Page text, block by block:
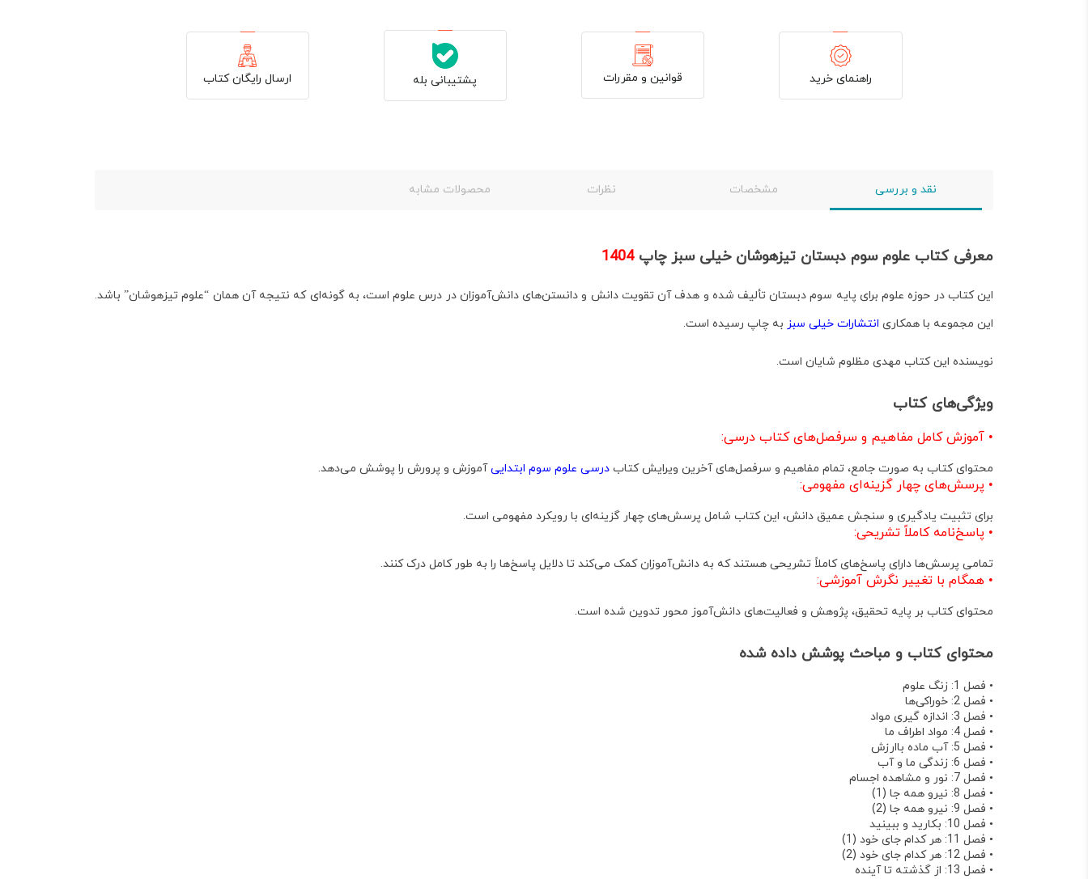
راهنمای خرید قوانین و مقررات پشتیبانی بله ارسال رایگان کتاب
نقد و بررسی مشخصات نظرات محصولات مشابه
معرفی کتاب علوم سوم دبستان تیزهوشان خیلی سبز چاپ 1404
این کتاب در حوزه علوم برای پایه سوم دبستان تألیف شده و هدف آنتقویت دانش و دانستن‌های دانش‌آموزان در درس علوم است، به گونه‌ای که نتیجه آن همان “علوم تیزهوشان” باشد.
این مجموعه با همکاری انتشارات خیلی سبز به چاپ رسیده است.
نویسنده این کتاب مهدی مظلوم شایان است.
ویژگی‌های کتاب
• آموزش کامل مفاهیم و سرفصل‌های کتاب درسی:
محتوای کتاب به صورت جامع، تمام مفاهیم و سرفصل‌های آخرین ویرایش کتاب درسی علوم سوم ابتداییآموزش و پرورش را پوشش می‌دهد.
• پرسش‌های چهار گزینه‌ای مفهومی:
برای تثبیت یادگیری و سنجش عمیق دانش، این کتاب شامل پرسش‌های چهار گزینه‌ای با رویکرد مفهومی است.
• پاسخ‌نامه کاملاً تشریحی:
تمامی پرسش‌ها دارای پاسخ‌های کاملاً تشریحی هستند که به دانش‌آموزان کمک می‌کند تا دلایل پاسخ‌ها را به طور کامل درک کنند.
• همگام با تغییر نگرش آموزشی:
محتوای کتاب بر پایه تحقیق، پژوهش و فعالیت‌های دانش‌آموز محور تدوین شده است.
محتوای کتاب و مباحث پوشش داده شده
• فصل 1: زنگ علوم
• فصل 2: خوراکی‌ها
• فصل 3: اندازه گیری مواد
• فصل 4: مواد اطراف ما
• فصل 5: آب ماده باارزش
• فصل 6: زندگی ما و آب
• فصل 7: نور و مشاهده اجسام
• فصل 8: نیرو همه جا (1)
• فصل 9: نیرو همه جا (2)
• فصل 10: بکارید و ببینید
• فصل 11: هر کدام جای خود (1)
• فصل 12: هر کدام جای خود (2)
• فصل 13: از گذشته تا آینده